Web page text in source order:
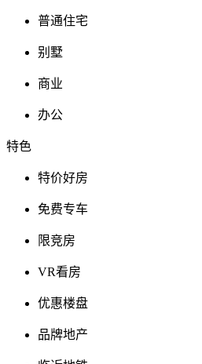
普通住宅
别墅
商业
办公
特色
特价好房
免费专车
限竞房
VR看房
优惠楼盘
品牌地产